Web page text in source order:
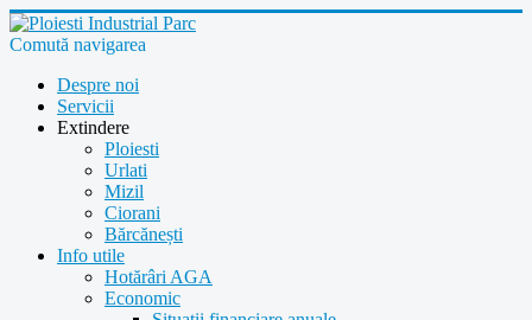
Comută navigarea
Despre noi
Servicii
Extindere
Ploiesti
Urlati
Mizil
Ciorani
Bărcănești
Info utile
Hotărâri AGA
Economic